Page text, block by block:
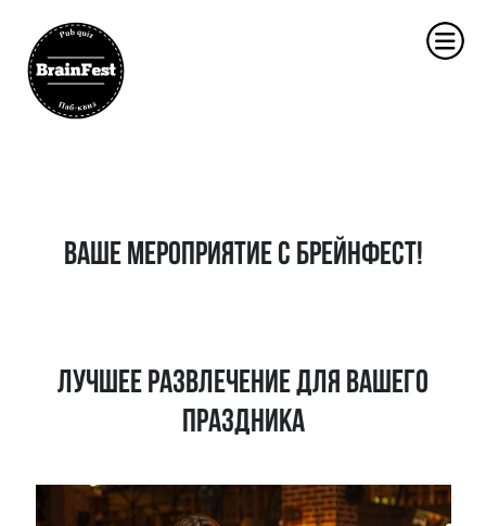
ВАШЕ МЕРОПРИЯТИЕ С БРЕЙНФЕСТ!
Лучшее развлечение для вашего
праздника